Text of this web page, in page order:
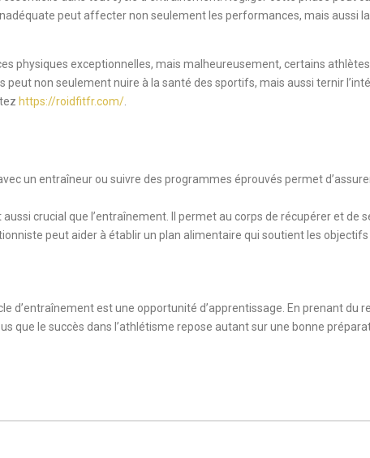
peut affecter non seulement les performances, mais aussi
physiques exceptionnelles, mais malheureusement, certains
peut non seulement nuire à la santé des sportifs, mais aussi ternir
https://roidfitfr.com/
un entraîneur ou suivre des programmes éprouvés permet
aussi crucial que l’entraînement. Il permet au corps de récupérer et de
peut aider à établir un plan alimentaire qui soutient les objectifs
d’entraînement est une opportunité d’apprentissage. En prenant du
que le succès dans l’athlétisme repose autant sur une bonne